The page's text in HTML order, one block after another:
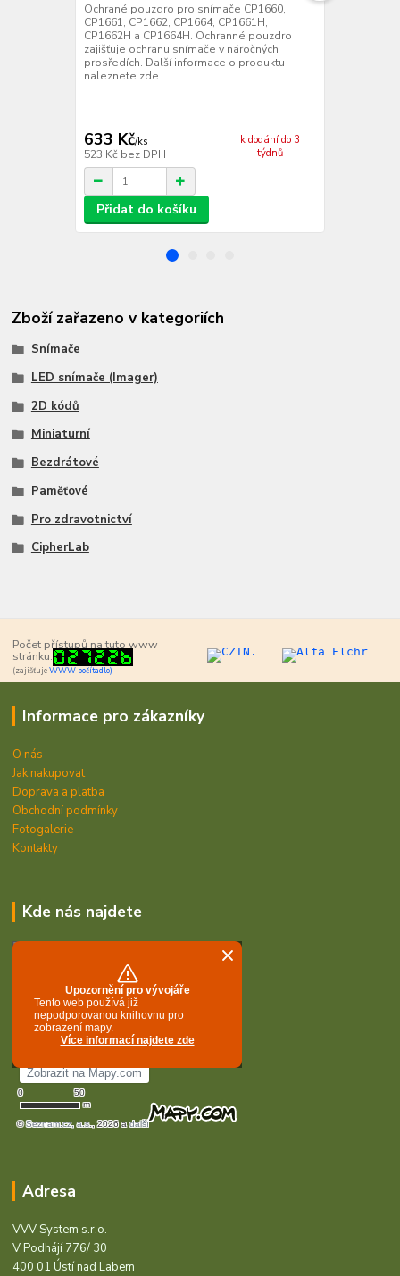
Ochrané pouzdro pro snímače CP1660,
CP1661, CP1662, CP1664, CP1661H,
CP1662H a CP1664H. Ochranné pouzdro
zajišťuje ochranu snímače v náročných
prosředích. Další informace o produktu
naleznete zde ....
633 Kč/ks
523 Kč bez DPH
k dodání do 3
týdnů
Přidat do košíku
Zboží zařazeno v kategoriích
Snímače
LED snímače (Imager)
2D kódů
Miniaturní
Bezdrátové
Paměťové
Pro zdravotnictví
CipherLab
Počet přístupů na tuto www
stránku:
(zajišťujeWWW počítadlo)
Informace pro zákazníky
O nás
Jak nakupovat
Doprava a platba
Obchodní podmínky
Fotogalerie
Kontakty
Kde nás najdete
Adresa
VVV System s.r.o.
V Podhájí 776/ 30
400 01 Ústí nad Labem